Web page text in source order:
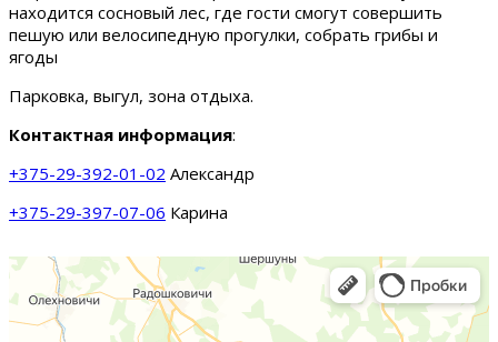
находится сосновый лес, где гости смогут совершить
пешую или велосипедную прогулки, собрать грибы и
ягоды
Парковка, выгул, зона отдыха.
Контактная информация:
+375-29-392-01-02 Александр
+375-29-397-07-06 Карина